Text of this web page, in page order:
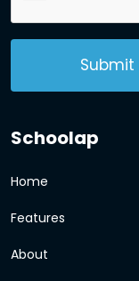
Submit
Schoolap
Home
Features
About